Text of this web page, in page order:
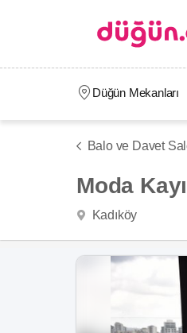
Düğün Mekanları
Balo ve Davet
Moda
Kadıköy